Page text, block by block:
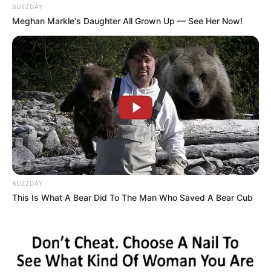
BUZZDAY
Meghan Markle's Daughter All Grown Up — See Her Now!
BUZZDAY
This Is What A Bear Did To The Man Who Saved A Bear Cub